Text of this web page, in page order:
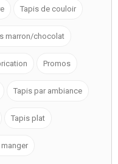
Tapis de couloir
marron/chocolat
Promos
Tapis par ambiance
Tapis plat